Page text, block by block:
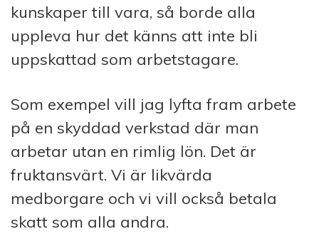
kunskaper till vara, så borde alla
uppleva hur det känns att inte bli
uppskattad som arbetstagare.
Som exempel vill jag lyfta fram arbete
på en skyddad verkstad där man
arbetar utan en rimlig lön. Det är
fruktansvärt. Vi är likvärda
medborgare och vi vill också betala
skatt som alla andra.